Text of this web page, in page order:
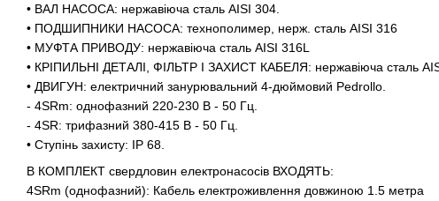
• ВАЛ НАСОСА: нержавіюча сталь AISI 304.
• ПОДШИПНИКИ НАСОСА: технополимер, нерж. сталь AISI 316
• МУФТА ПРИВОДУ: нержавіюча сталь AISI 316L
• КРІПИЛЬНІ ДЕТАЛІ, ФІЛЬТР І ЗАХИСТ КАБЕЛЯ: нержавіюча сталь
• ДВИГУН: електричний занурювальний 4-дюймовий Pedrollo.
- 4SRm: однофазний 220-230 В - 50 Гц.
- 4SR: трифазний 380-415 В - 50 Гц.
• Ступінь захисту: IP 68.
В КОМПЛЕКТ свердловин електронасосів ВХОДЯТЬ:
4SRm (однофазний): Кабель електроживлення довжиною 1.5 метра